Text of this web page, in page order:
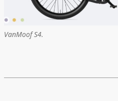
VanMoof S4.